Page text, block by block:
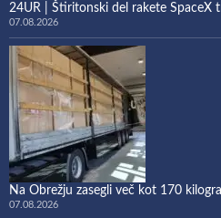
24UR | Štiritonski del rakete SpaceX
07.08.2026
Na Obrežju zasegli več kot 170
07.08.2026